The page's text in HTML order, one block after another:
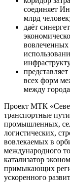
соединяет
млрд человек;
даёт
вовлеченных
всех форм
между
Проект МТК
транспортные
промышленных,
логистических,
вовлекаемых в
международного
катализатор
примыкающих
ускоренного